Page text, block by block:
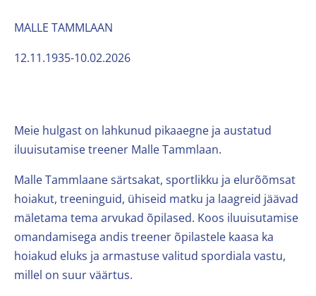
MALLE TAMMLAAN
12.11.1935-10.02.2026
Meie hulgast on lahkunud pikaaegne ja austatud
iluuisutamise treener Malle Tammlaan.
Malle Tammlaane särtsakat, sportlikku ja elurõõmsat
hoiakut, treeninguid, ühiseid matku ja laagreid jäävad
mäletama tema arvukad õpilased. Koos iluuisutamise
omandamisega andis treener õpilastele kaasa ka
hoiakud eluks ja armastuse valitud spordiala vastu,
millel on suur väärtus.